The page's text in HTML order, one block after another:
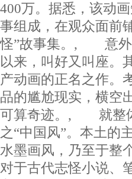
400万。据悉，该动
事组成，在观众面前
怪”故事集。, 意外
以来，叫好又叫座。
产动画的正名之作。
品的尴尬现实，横空
可算奇迹。, 就整体
之“中国风”。本土的
水墨画风，乃至于整
对于古代志怪小说、